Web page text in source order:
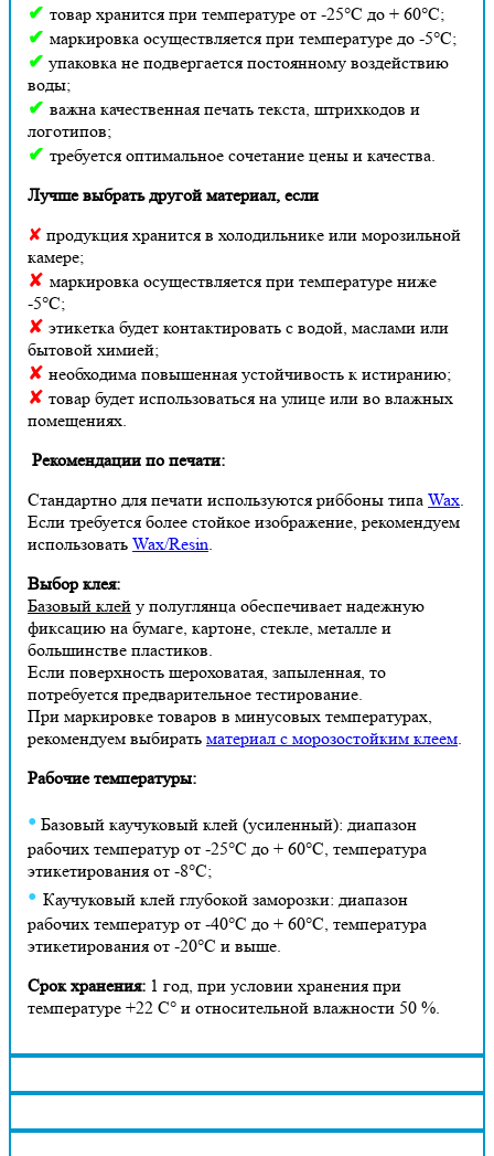
✔ товар хранится при температуре от -25°С до + 60°С;
✔ маркировка осуществляется при температуре до -5°С;
✔ упаковка не подвергается постоянному воздействию
воды;
✔ важна качественная печать текста, штрихкодов и
логотипов;
✔ требуется оптимальное сочетание цены и качества.
Лучше выбрать другой материал, если
✘ продукция хранится в холодильнике или морозильной
камере;
✘ маркировка осуществляется при температуре ниже
-5°С;
✘ этикетка будет контактировать с водой, маслами или
бытовой химией;
✘ необходима повышенная устойчивость к истиранию;
✘ товар будет использоваться на улице или во влажных
помещениях.
Рекомендации по печати:
Стандартно для печати используются риббоны типа Wax
Если требуется более стойкое изображение, рекомендуем
использовать Wax/Resin
Выбор клея:
Базовый клей у полуглянца обеспечивает надежную
фиксацию на бумаге, картоне, стекле, металле и
большинстве пластиков.
Если поверхность шероховатая, запыленная, то
потребуется предварительное тестирование.
При маркировке товаров в минусовых температурах,
рекомендуем выбирать материал с морозостойким клеем
Рабочие температуры:
• Базовый каучуковый клей (усиленный): диапазон
рабочих температур от -25°C до + 60°C, температура
этикетирования от -8°C;
• Каучуковый клей глубокой заморозки: диапазон
рабочих температур от -40°C до + 60°C, температура
этикетирования от -20°C и выше.
Срок хранения: 1 год, при условии хранения при
температуре +22 С° и относительной влажности 50 %.